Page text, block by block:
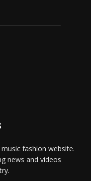
fashion website.
news and videos